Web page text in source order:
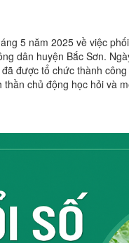
5 năm 2025 về việc
dân huyện Bắc Sơn.
được tổ chức thành
chủ động học hỏi và